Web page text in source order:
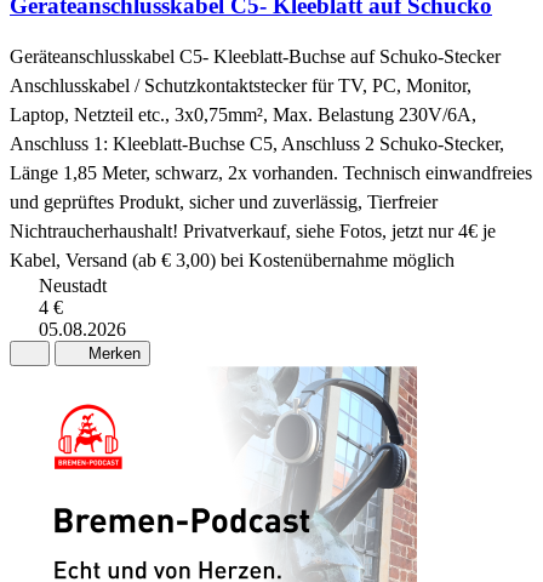
Geräteanschlusskabel C5- Kleeblatt auf Schucko
Geräteanschlusskabel C5- Kleeblatt-Buchse auf Schuko-Stecker
Anschlusskabel / Schutzkontaktstecker für TV, PC, Monitor,
Laptop, Netzteil etc., 3x0,75mm², Max. Belastung 230V/6A,
Anschluss 1: Kleeblatt-Buchse C5, Anschluss 2 Schuko-Stecker,
Länge 1,85 Meter, schwarz, 2x vorhanden. Technisch einwandfreies
und geprüftes Produkt, sicher und zuverlässig, Tierfreier
Nichtraucherhaushalt! Privatverkauf, siehe Fotos, jetzt nur 4€ je
Kabel, Versand (ab € 3,00) bei Kostenübernahme möglich
Neustadt
4 €
05.08.2026
Merken